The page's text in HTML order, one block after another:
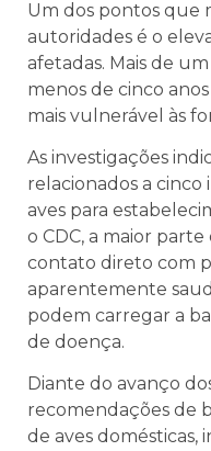
Um dos pontos que
autoridades é o
afetadas. Mais de
menos de cinco
mais vulnerável às
As investigações
relacionados a
aves para
o CDC, a maior
contato direto com
aparentemente
podem carregar a
de doença.
Diante do avanço
recomendações de
de aves domésticas,